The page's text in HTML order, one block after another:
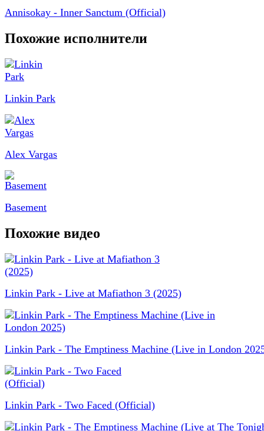
Annisokay - Inner Sanctum (Official)
Похожие исполнители
Linkin Park
Alex Vargas
Basement
Похожие видео
Linkin Park - Live at Mafiathon 3 (2025)
Linkin Park - The Emptiness Machine (Live in London
Linkin Park - Two Faced (Official)